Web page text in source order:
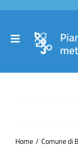
Salta
contenuto
Toggle
Home Comune di